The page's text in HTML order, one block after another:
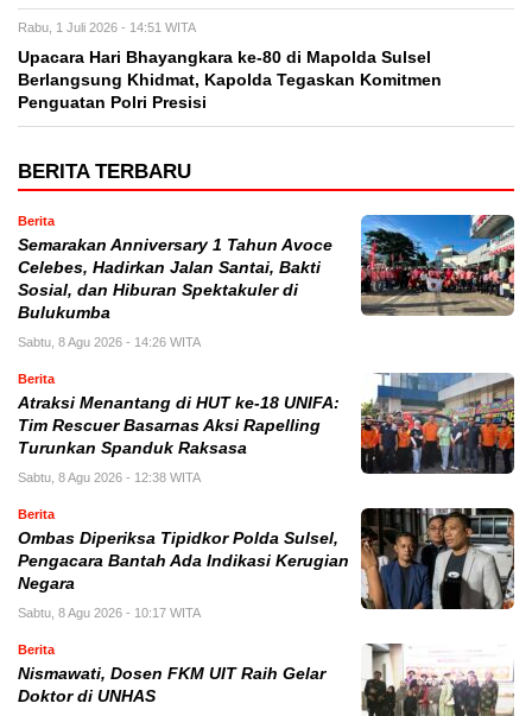
Rabu, 1 Juli 2026 - 14:51 WITA
Upacara Hari Bhayangkara ke-80 di Mapolda Sulsel
Berlangsung Khidmat, Kapolda Tegaskan Komitmen
Penguatan Polri Presisi
BERITA TERBARU
Berita
Semarakan Anniversary 1 Tahun Avoce
Celebes, Hadirkan Jalan Santai, Bakti
Sosial, dan Hiburan Spektakuler di
Bulukumba
Sabtu, 8 Agu 2026 - 14:26 WITA
Berita
Atraksi Menantang di HUT ke-18 UNIFA:
Tim Rescuer Basarnas Aksi Rapelling
Turunkan Spanduk Raksasa
Sabtu, 8 Agu 2026 - 12:38 WITA
Berita
Ombas Diperiksa Tipidkor Polda Sulsel,
Pengacara Bantah Ada Indikasi Kerugian
Negara
Sabtu, 8 Agu 2026 - 10:17 WITA
Berita
Nismawati, Dosen FKM UIT Raih Gelar
Doktor di UNHAS